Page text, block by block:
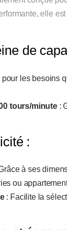
elle
de
pour les besoins
tours/minute:
:
à ses
ou
: Facilite la